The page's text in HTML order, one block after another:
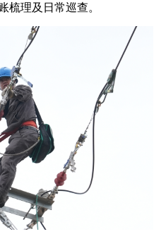
梳理及日常巡查。